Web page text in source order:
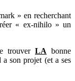
» en recherchant
« ex-nihilo » un
trouver LA bonne
son projet (et a ses